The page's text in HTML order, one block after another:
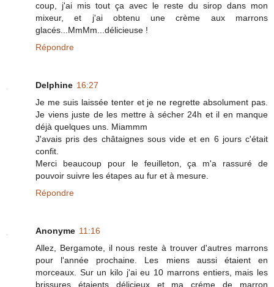
coup, j'ai mis tout ça avec le reste du sirop dans mon
mixeur, et j'ai obtenu une crème aux marrons
glacés...MmMm...délicieuse !
Répondre
Delphine 16:27
Je me suis laissée tenter et je ne regrette absolument pas.
Je viens juste de les mettre à sécher 24h et il en manque
déjà quelques uns. Miammm
J'avais pris des châtaignes sous vide et en 6 jours c'était
confit.
Merci beaucoup pour le feuilleton, ça m'a rassuré de
pouvoir suivre les étapes au fur et à mesure.
Répondre
Anonyme 11:16
Allez, Bergamote, il nous reste à trouver d'autres marrons
pour l'année prochaine. Les miens aussi étaient en
morceaux. Sur un kilo j'ai eu 10 marrons entiers, mais les
brissures étaients délicieux et ma créme de marron